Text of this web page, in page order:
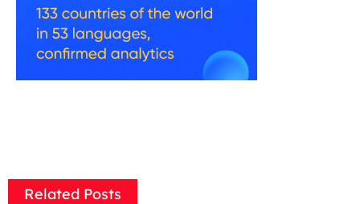
Related Posts